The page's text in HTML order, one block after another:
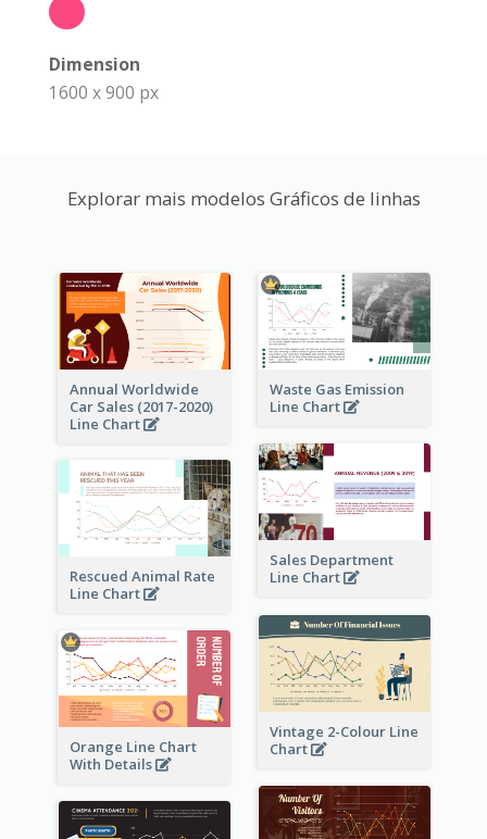
Dimension
1600 x 900 px
Explorar mais modelos Gráficos de linhas
Annual Worldwide
Car Sales (2017-2020)
Line Chart
Waste Gas Emission
Line Chart
Sales Department
Line Chart
Rescued Animal Rate
Line Chart
Vintage 2-Colour Line
Chart
Orange Line Chart
With Details